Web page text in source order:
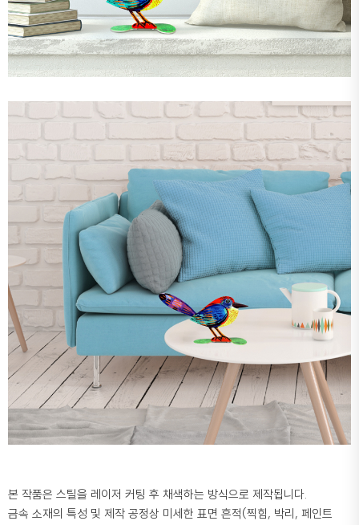
본 작품은 스틸을 레이저 커팅 후 채색하는 방식으로 제작됩니다.
금속 소재의 특성 및 제작 공정상 미세한 표면 흔적(찍힘, 박리, 페인트